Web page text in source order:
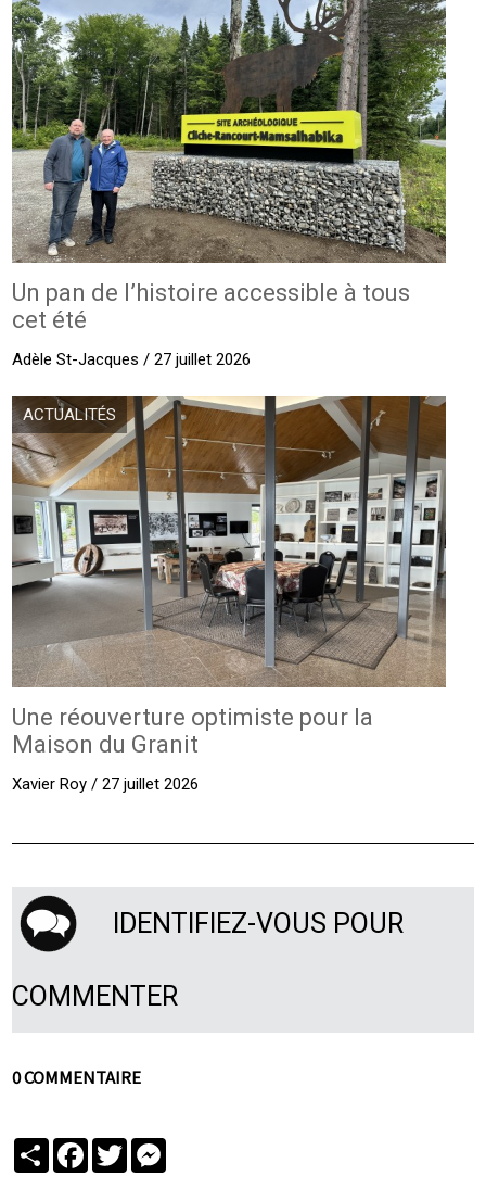
Un pan de l’histoire accessible à tous
cet été
Adèle St-Jacques / 27 juillet 2026
ACTUALITÉS
Une réouverture optimiste pour la
Maison du Granit
Xavier Roy / 27 juillet 2026
IDENTIFIEZ-VOUS POUR
COMMENTER
0 COMMENTAIRE
PartagerFacebook
Twitter